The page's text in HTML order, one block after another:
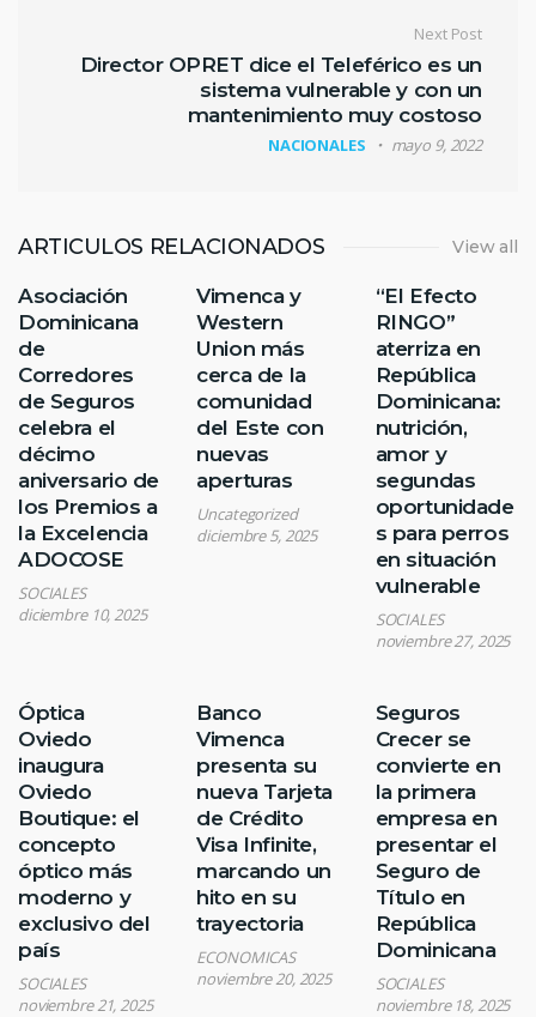
Next Post
Director OPRET dice el Teleférico es un
sistema vulnerable y con un
mantenimiento muy costoso
NACIONALES mayo 9, 2022
ARTICULOS RELACIONADOS View all
Asociación
Dominicana
de
Corredores
de Seguros
celebra el
décimo
aniversario de
los Premios a
la Excelencia
ADOCOSE
SOCIALES
diciembre 10, 2025
Vimenca y
Western
Union más
cerca de la
comunidad
del Este con
nuevas
aperturas
Uncategorized
diciembre 5, 2025
“El Efecto
RINGO”
aterriza en
República
Dominicana:
nutrición,
amor y
segundas
oportunidade
s para perros
en situación
vulnerable
SOCIALES
noviembre 27, 2025
Óptica
Oviedo
inaugura
Oviedo
Boutique: el
concepto
óptico más
moderno y
exclusivo del
país
SOCIALES
noviembre 21, 2025
Banco
Vimenca
presenta su
nueva Tarjeta
de Crédito
Visa Infinite,
marcando un
hito en su
trayectoria
ECONOMICAS
noviembre 20, 2025
Seguros
Crecer se
convierte en
la primera
empresa en
presentar el
Seguro de
Título en
República
Dominicana
SOCIALES
noviembre 18, 2025